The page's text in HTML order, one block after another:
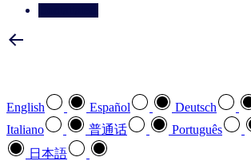
English Español Deutsch
Italiano
普通话 Português
日本語